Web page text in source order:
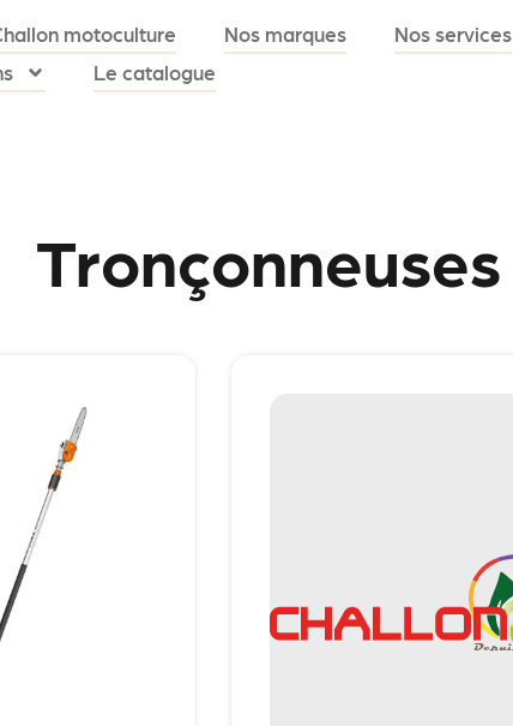
motoculture Nos marques
Nos services
Le catalogue
Tronçonneuses